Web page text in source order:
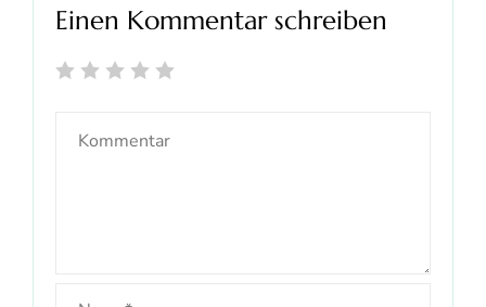
Einen Kommentar schreiben